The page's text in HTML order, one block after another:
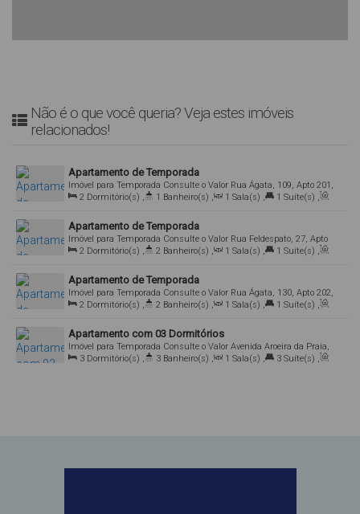
Não é o que você queria? Veja estes imóveis
relacionados!
Apartamento de Temporada
Consulte o Valor
Imóvel para Temporada
Rua Ágata, 109, Apto 201,
88215-000, Mariscal, Bombinhas, Santa Catarina, Brasil
2 Dormitório(s) , 1 Banheiro(s) , 1 Sala(s) , 1 Suíte(s) ,
Apartamento de Temporada
Consulte o Valor
Imóvel para Temporada
Rua Feldespato, 27, Apto
302, 88215-000, Mariscal, Bombinhas, Santa Catarina, Brasil
2 Dormitório(s) , 2 Banheiro(s) , 1 Sala(s) , 1 Suíte(s) ,
Apartamento de Temporada
Consulte o Valor
Imóvel para Temporada
Rua Ágata, 130, Apto 202,
88215-000, Mariscal, Bombinhas, Santa Catarina, Brasil
2 Dormitório(s) , 2 Banheiro(s) , 1 Sala(s) , 1 Suíte(s) ,
Apartamento com 03 Dormitórios
Consulte o Valor
Imóvel para Temporada
Avenida Aroeira da Praia,
1860, Apto 103, 88215-000, Mariscal, Bombinhas, Santa Catarina,
3 Dormitório(s) , 3 Banheiro(s) , 1 Sala(s) , 3 Suíte(s) ,